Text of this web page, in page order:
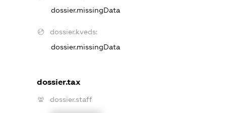
dossier.missingData
dossier.kveds:
dossier.missingData
dossier.tax
dossier.staff